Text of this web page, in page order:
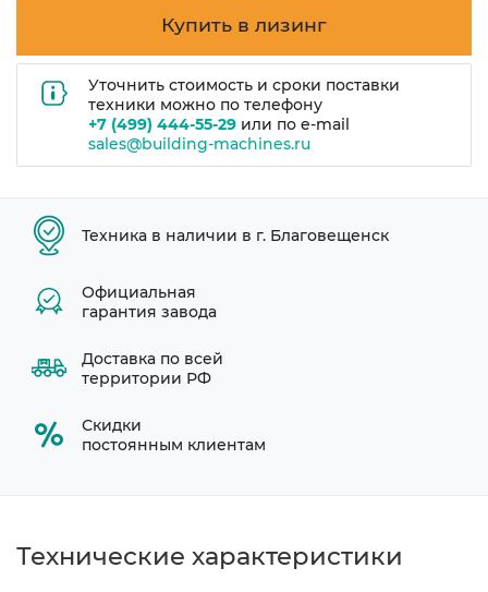
Купить в лизинг
Уточнить стоимость и сроки поставки
техники можно по телефону
+7 (499) 444-55-29 или по e-mail
sales@building-machines.ru
Техника в наличии в г. Благовещенск
Официальная
гарантия завода
Доставка по всей
территории РФ
Скидки
постоянным клиентам
Технические характеристики